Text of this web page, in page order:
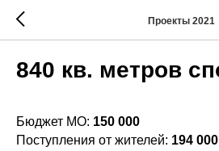
Проекты 2021
840 кв. метров
Бюджет МО: 150 000
Поступления от жителей: 194 000